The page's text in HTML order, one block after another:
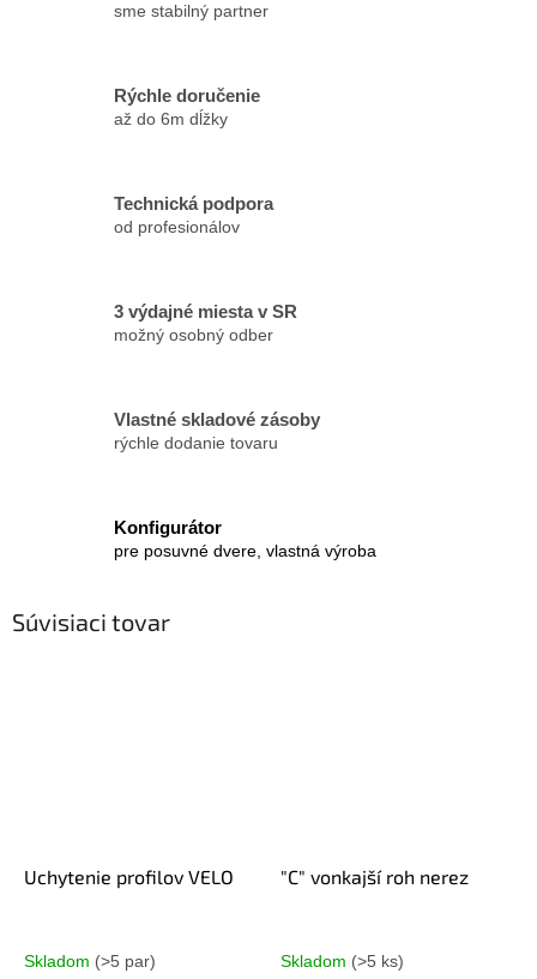
sme stabilný partner
Rýchle doručenie
až do 6m dĺžky
Technická podpora
od profesionálov
3 výdajné miesta v SR
možný osobný odber
Vlastné skladové zásoby
rýchle dodanie tovaru
Konfigurátor
pre posuvné dvere, vlastná výroba
Súvisiaci tovar
Uchytenie profilov VELO
Skladom (>5 par)
"C" vonkajší roh nerez
Skladom (>5 ks)